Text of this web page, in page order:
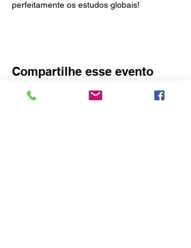
perfeitamente os estudos globais!
Compartilhe esse evento